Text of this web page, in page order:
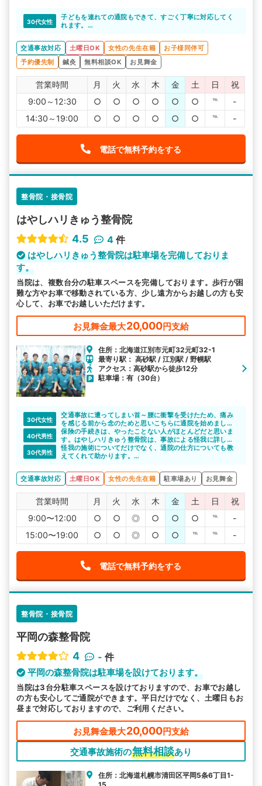
30代女性
子どもを連れての通院もできて、すごく丁寧に対応してく
れます。
交通事故対応
土曜日OK 女性の先生在籍
お子様同伴可
予約優先制
鍼灸 無料相談OK お見舞金
営業時間 月 火 水 木 金 土 日
祝
9:00～12:30
○ ○ ○ ○ ○ ○ ℡
-
14:30～19:00
○ ○ ○ ○ ○ ○ ℡ -
電話で無料予約をする
整骨院・接骨院
はやしハリきゅう整骨院
4.5
4 件
はやしハリきゅう整骨院は駐車場を完備しておりま
す。
当院は、複数台分の駐車スペースを完備しております。歩行が困
難な方やお車で移動されている方、少し遠方からお越しの方も安
心して、お車でお越しいただけます。
お見舞金最大20,000円支給
住所：北海道江別市元町32元町32-1
最寄り駅： 高砂駅 / 江別駅 / 野幌駅
アクセス：高砂駅から徒歩12分
駐車場：有（30台）
30代女性
交通事故に遭ってしまい首～腰に衝撃を受けたため、痛み
を感じる前から念のためと思いこちらに通院を始めまし
た。
先生からもその判断は正しいと仰っていただけ、数回通院
をしていますが楽になってきています。
こちらに早めの通院を決めて本当によかったです。
40代男性
保険の手続きは、やったことない人がほとんどだと思いま
す。はやしハリきゅう整骨院は、事故による怪我に詳し
く、保険の手続きもわかりやすく説明してくれるそうで
す。事故の相談もできて、長く通院できると思います。
30代男性
怪我の施術についてだけでなく、通院の仕方についても教
えてくれて助かります。
よいと思います。
交通事故対応 土曜日OK 女性の先生在籍 駐車場あり お見舞金
営業時間 月 火 水 木 金 土 日
祝
9:00〜12:00
○ ○ ◎ ○ ○ ○ ℡
-
15:00〜19:00
○ ○ ◎ ○ ○ ℡ ℡ -
電話で無料予約をする
整骨院・接骨院
平岡の森整骨院
4
- 件
平岡の森整骨院は駐車場を設けております。
当院は3台分駐車スペースを設けておりますので、お車でお越し
の方も安心してご通院ができます。平日だけでなく、土曜日もお
昼まで対応しておりますので、ご利用ください。
お見舞金最大20,000円支給
交通事故施術の無料相談あり
住所：北海道札幌市清田区平岡5条6丁目1-